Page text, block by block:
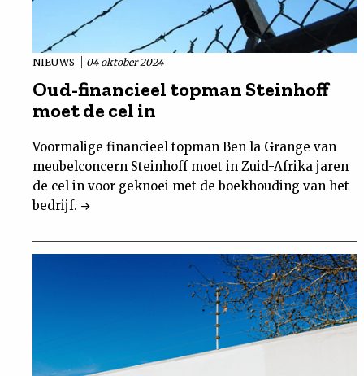
NIEUWS 04 oktober 2024
Oud-financieel topman Steinhoff
moet de cel in
Voormalige financieel topman Ben la Grange van
meubelconcern Steinhoff moet in Zuid-Afrika jaren
de cel in voor geknoei met de boekhouding van het
bedrijf.